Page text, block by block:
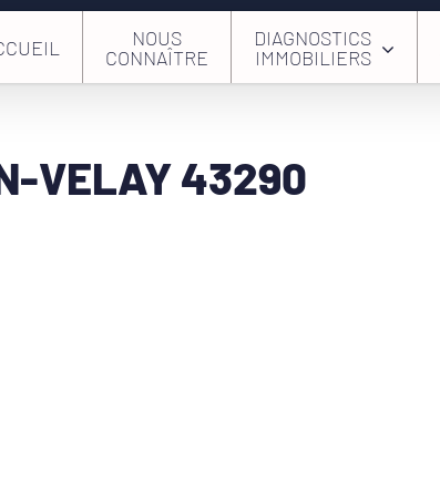
NOUS
CONNAÎTRE
DIAGNOSTICS
IMMOBILIERS
VELAY 43290